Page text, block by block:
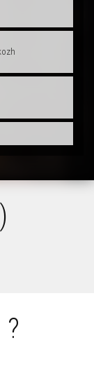
– Dañs tro
– Ton gavotenn